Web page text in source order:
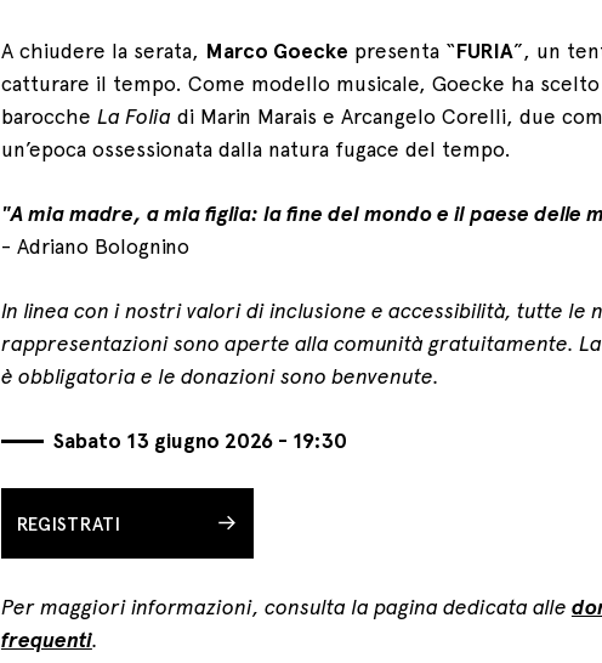
A chiudere la serata, Marco Goecke presenta “FURIA”, un
catturare il tempo. Come modello musicale, Goecke ha
barocche La Folia di Marin Marais e Arcangelo Corelli, due
un’epoca ossessionata dalla natura fugace del tempo.
"A mia madre, a mia figlia: la fine del mondo e il paese delle
- Adriano Bolognino
In linea con i nostri valori di inclusione e accessibilità, tutte le
rappresentazioni sono aperte alla comunità gratuitamente.
è obbligatoria e le donazioni sono benvenute.
Sabato 13 giugno 2026 - 19:30
REGISTRATI
Per maggiori informazioni, consulta la pagina dedicata alle
frequenti.